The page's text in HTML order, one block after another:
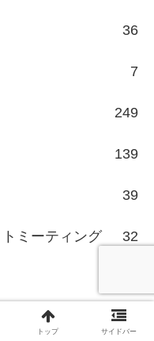
36
7
249
139
39
ミーティング 32
56
トップ サイドバー